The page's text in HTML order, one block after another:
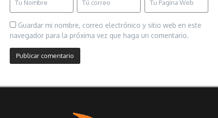
Guardar mi nombre, correo electrónico y sitio web en este
navegador para la próxima vez que haga un comentario.